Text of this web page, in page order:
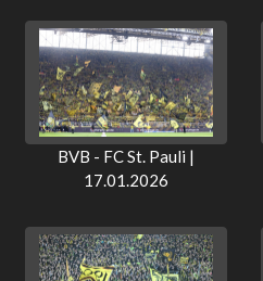
BVB - FC St. Pauli |
17.01.2026